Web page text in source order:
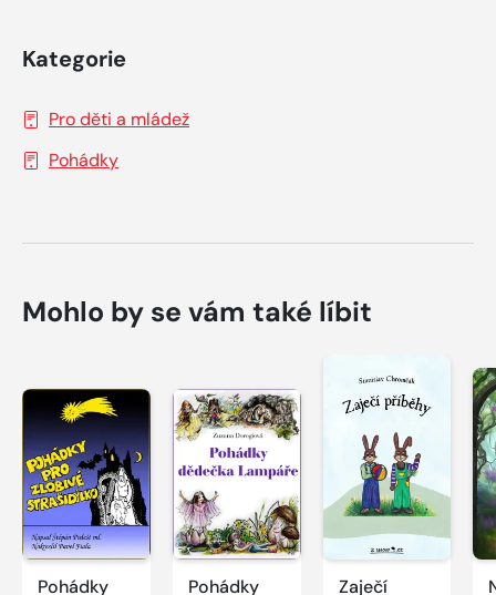
Kategorie
Pro děti a mládež
Pohádky
Mohlo by se vám také líbit
Pohádky
Pohádky
Zaječí